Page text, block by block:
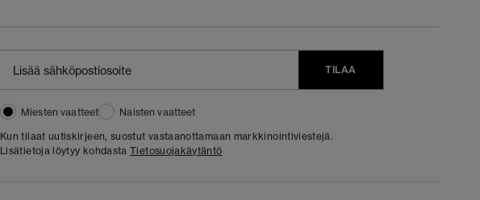
TILAA
Miesten vaatteet
Naisten vaatteet
Kun tilaat uutiskirjeen, suostut vastaanottamaan markkinointiviestejä.
Lisätietoja löytyy kohdastaTietosuojakäytäntö